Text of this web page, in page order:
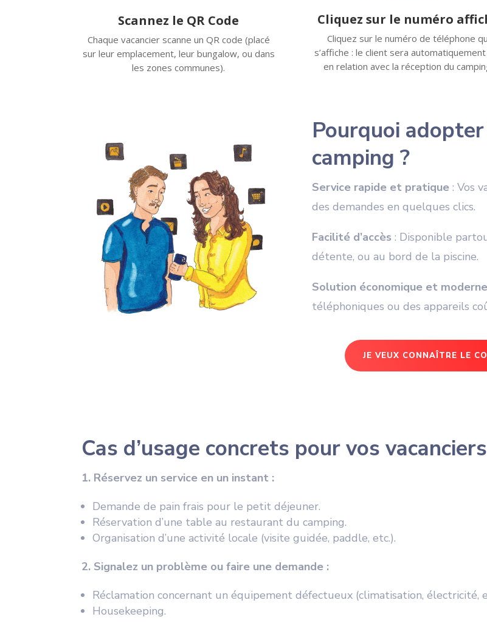
Scannez le QR Code
Chaque vacancier scanne un QR code (placé
sur leur emplacement, leur bungalow, ou dans
les zones communes).
Cliquez sur le numéro
Cliquez sur le numéro de téléphone
s’affiche : le client sera
en relation avec la réception du
Pourquoi
camping ?
Service rapide et pratique: Vos
des demandes en quelques clics.
Facilité d’accès : Disponible
détente, ou au bord de la piscine.
Solution économique et moderne
téléphoniques ou des appareils
JE VEUX CONNAÎTRE LE
Cas d’usage concrets pour vos
1. Réservez un service en un instant :
Demande de pain frais pour le petit déjeuner.
Réservation d’une table au restaurant du camping.
Organisation d’une activité locale (visite guidée, paddle, etc.).
2. Signalez un problème ou faire une demande :
Réclamation concernant un équipement défectueux (climatisation, électricité,
Housekeeping.